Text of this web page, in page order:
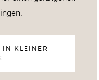
IN KLEINER